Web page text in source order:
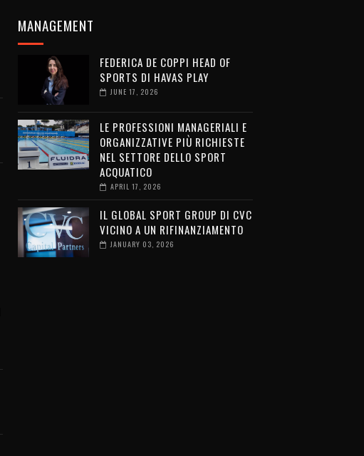
MANAGEMENT
FEDERICA DE COPPI HEAD OF
SPORTS DI HAVAS PLAY
JUNE 17, 2026
LE PROFESSIONI MANAGERIALI E
ORGANIZZATIVE PIÙ RICHIESTE
NEL SETTORE DELLO SPORT
ACQUATICO
APRIL 17, 2026
IL GLOBAL SPORT GROUP DI CVC
VICINO A UN RIFINANZIAMENTO
JANUARY 03, 2026